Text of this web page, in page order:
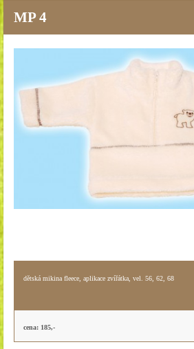
MP 4
dětská mikina fleece, aplikace zvířátka, vel. 56, 62, 68
cena: 185,-